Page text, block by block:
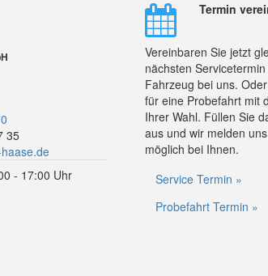
35
- 17:00 Uhr
Termin
Vereinbaren Sie jetzt
nächsten
Fahrzeug bei uns.
für eine Probefahrt mit
Ihrer Wahl. Füllen Sie
aus und wir melden
möglich bei Ihnen.
Service Termin »
Probefahrt Termin »